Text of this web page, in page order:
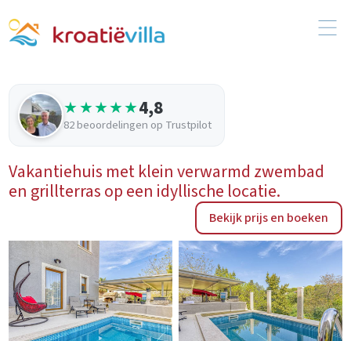
★★★★★4,8
82 beoordelingen op Trustpilot
Vakantiehuis met klein verwarmd zwembad
en grillterras op een idyllische locatie.
Bekijk prijs en boeken